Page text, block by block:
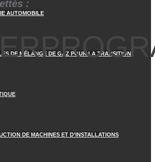
AUTOMOBILE
DE MÉLANGE DE GAZ POUR LA TRANSITION
DE MACHINES ET D’INSTALLATIONS
: